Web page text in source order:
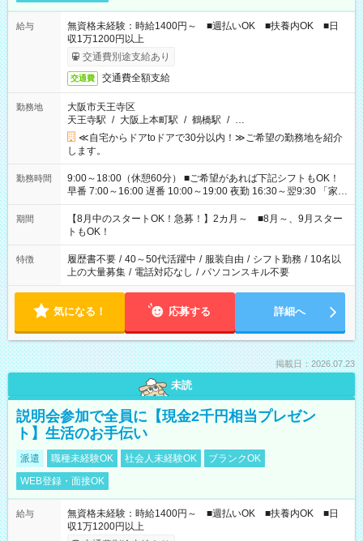
給与
無資格未経験：時給1400円～ ■週払いOK ■扶養内OK ■日
収1万1200円以上
交通費別途支給あり
交通費 交通費全額支給
勤務地
大阪市天王寺区
天王寺駅 / 大阪上本町駅 / 鶴橋駅 / …
≪自宅からドアtoドアで30分以内！≫ご希望の勤務地を紹介
します。
勤務時間
9:00～18:00（休憩60分） ■ご希望があれば下記シフトもOK！
早番 7:00～16:00 遅番 10:00～19:00 夜勤 16:30～翌9:30 「家族
と休みを合わせたい」 「余裕を持って夕飯の準備がしたい」
「できれば残業はしたくない」 など、ご希望を教えてください
ね。 ※Wワーク希望の方へ 今ご覧のお仕事で希望する勤務時間
と、もう1つのお仕事の勤務時間。 合計で週40時間を超える場
合は応募できません。
期間
【8月中のスタートOK！急募！】2カ月～ ■8月～、9月スター
トもOK！
特徴 履歴書不要 / 40～50代活躍中 / 服装自由 / シフト勤務 / 10名以
上の大量募集 / 電話対応なし / パソコンスキル不要
気になる！ 応募する 詳細へ
掲載日：2026.07.23
未読
説明会参加で全員に【現金2千円相当プレゼン
ト】生活のお手伝い
派遣 職種未経験OK 社会人未経験OK
ブランクOK
WEB登録・面接OK
給与
無資格未経験：時給1400円～ ■週払いOK ■扶養内OK ■日
収1万1200円以上